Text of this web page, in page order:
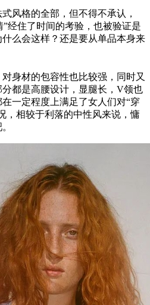
格的全部，但不得不承认，
”经住了时间的考验，也被验证是
么会这样？还是要从单品本身来
材的包容性也比较强，同时又
都是高腰设计，显腿长，V领也
一定程度上满足了女人们对“穿
，相较于利落的中性风来说，慵